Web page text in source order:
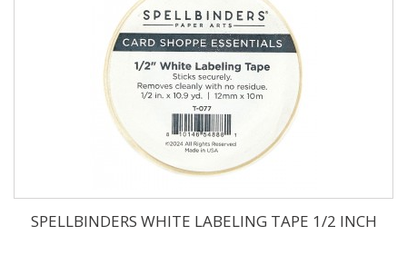
SPELLBINDERS WHITE LABELING TAPE 1/2 INCH